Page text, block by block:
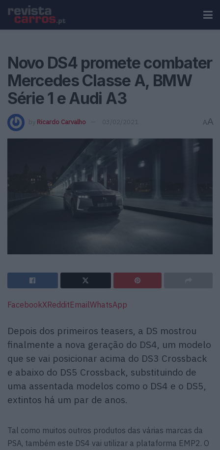
Novo DS4 promete combater
Mercedes Classe A, BMW
Série 1 e Audi A3
by Ricardo Carvalho 03/02/2021 AA
FacebookXRedditEmailWhatsApp
Depois dos primeiros teasers, a DS mostrou
finalmente a nova geração do DS4, um modelo
que se vai posicionar acima do DS3 Crossback
e abaixo do DS5 Crossback, substituindo de
uma assentada modelos como o DS4 e o DS5,
extintos há um par de anos.
Tal como muitos outros produtos das várias marcas da
PSA, também este DS4 vai utilizar a plataforma EMP2. O